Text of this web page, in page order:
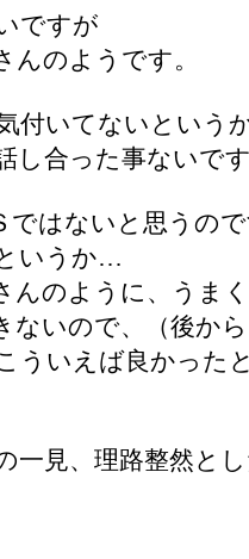
ですが
んのようです。
付いてないという
し合った事ないで
ではないと思うの
いうか…
んのように、うまく
ないので、（後から
ういえば良かった
一見、理路整然と